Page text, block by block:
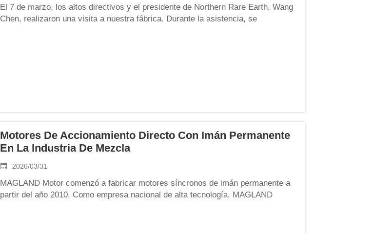
El 7 de marzo, los altos directivos y el presidente de Northern Rare Earth, Wang
Chen, realizaron una visita a nuestra fábrica. Durante la asistencia, se
Motores De Accionamiento Directo Con Imán Permanente
En La Industria De Mezcla
2026/03/31
MAGLAND Motor comenzó a fabricar motores síncronos de imán permanente a
partir del año 2010. Como empresa nacional de alta tecnología, MAGLAND